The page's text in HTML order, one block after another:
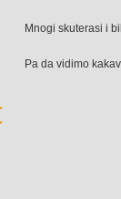
Mnogi skuterasi i
Pa da vidimo